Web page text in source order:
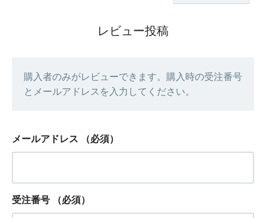
レビュー投稿
購入者のみがレビューできます。購入時の受注番号
とメールアドレスを入力してください。
メールアドレス （必須）
受注番号 （必須）